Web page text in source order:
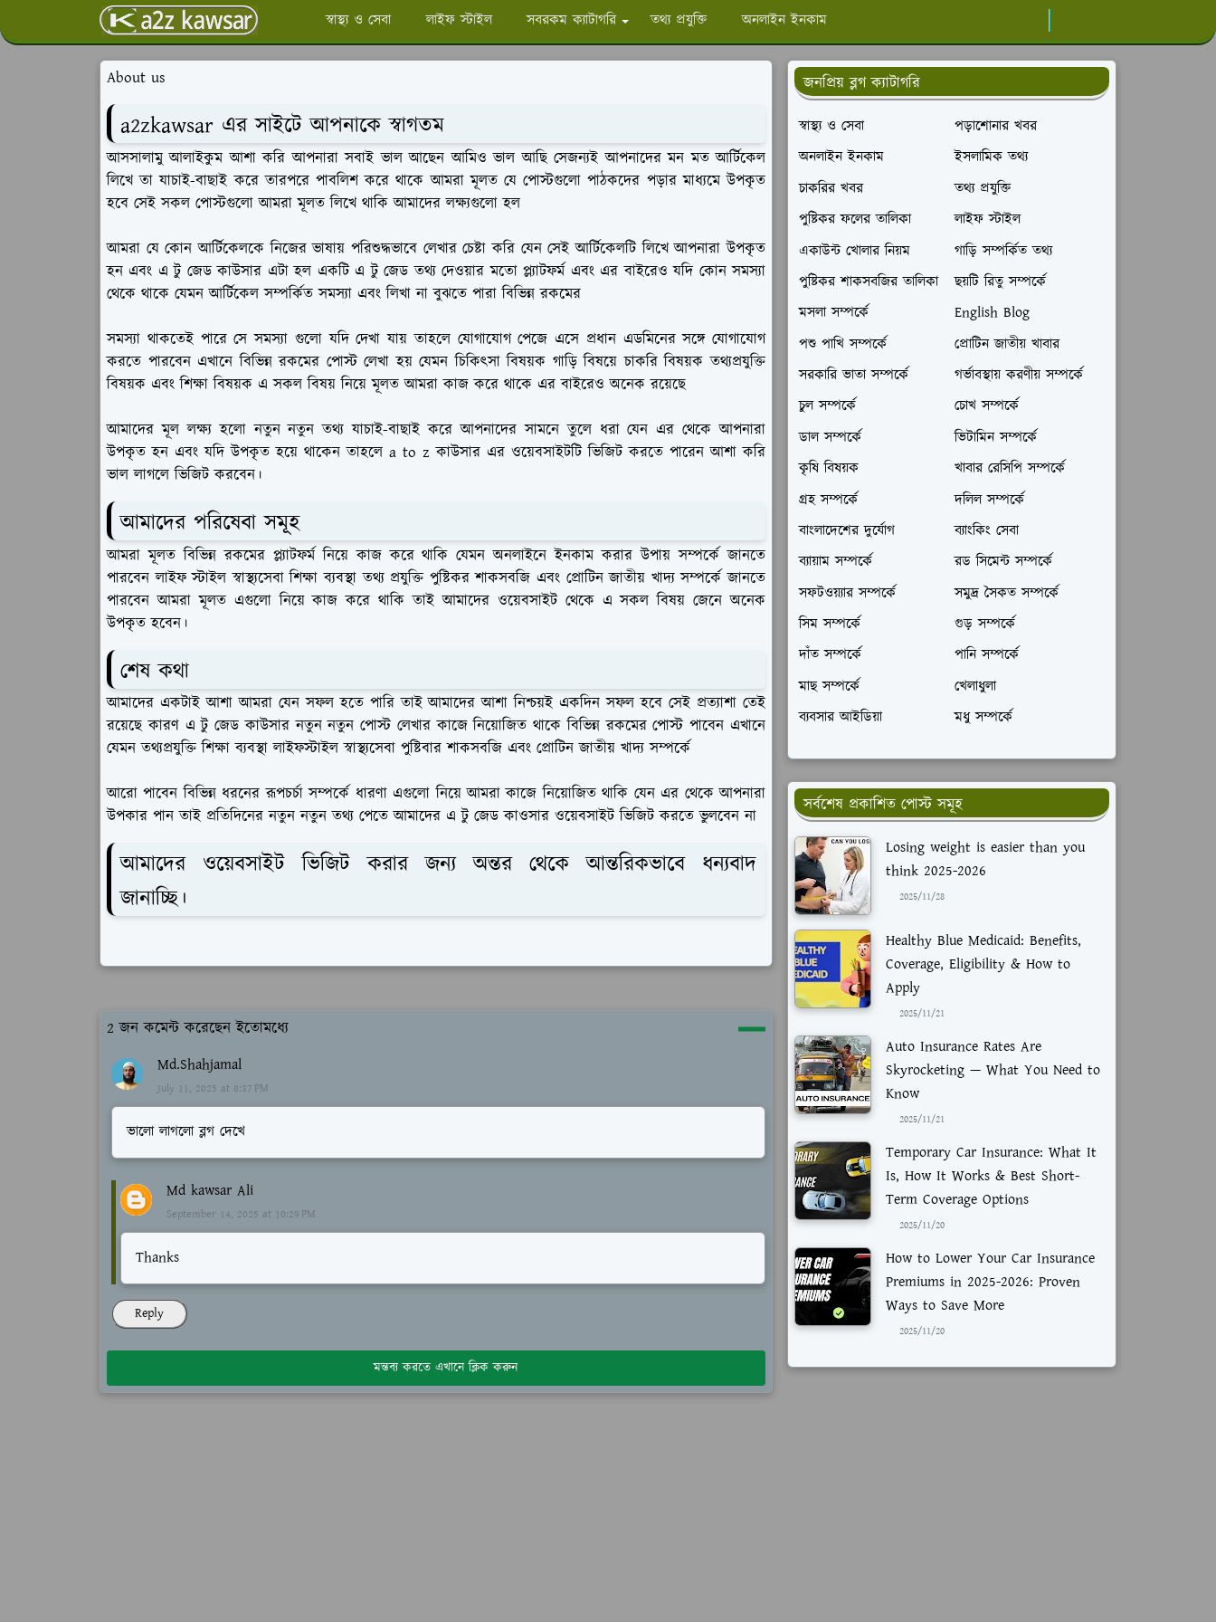
স্বাস্থ্য ও সেবা লাইফ স্টাইল সবরকম ক্যাটাগরি তথ্য প্রযুক্তি অনলাইন ইনকাম
About us
a2zkawsar এর সাইটে আপনাকে স্বাগতম
আসসালামু আলাইকুম আশা করি আপনারা সবাই ভাল আছেন আমিও ভাল আছি সেজন্যই আপনাদের মন মত আর্টিকেল
লিখে তা যাচাই-বাছাই করে তারপরে পাবলিশ করে থাকে আমরা মূলত যে পোস্টগুলো পাঠকদের পড়ার মাধ্যমে উপকৃত
হবে সেই সকল পোস্টগুলো আমরা মূলত লিখে থাকি আমাদের লক্ষ্যগুলো হল
আমরা যে কোন আর্টিকেলকে নিজের ভাষায় পরিশুদ্ধভাবে লেখার চেষ্টা করি যেন সেই আর্টিকেলটি লিখে আপনারা উপকৃত
হন এবং এ টু জেড কাউসার এটা হল একটি এ টু জেড তথ্য দেওয়ার মতো প্ল্যাটফর্ম এবং এর বাইরেও যদি কোন সমস্যা
থেকে থাকে যেমন আর্টিকেল সম্পর্কিত সমস্যা এবং লিখা না বুঝতে পারা বিভিন্ন রকমের
সমস্যা থাকতেই পারে সে সমস্যা গুলো যদি দেখা যায় তাহলে যোগাযোগ পেজে এসে প্রধান এডমিনের সঙ্গে যোগাযোগ
করতে পারবেন এখানে বিভিন্ন রকমের পোস্ট লেখা হয় যেমন চিকিৎসা বিষয়ক গাড়ি বিষয়ে চাকরি বিষয়ক তথ্যপ্রযুক্তি
বিষয়ক এবং শিক্ষা বিষয়ক এ সকল বিষয় নিয়ে মূলত আমরা কাজ করে থাকে এর বাইরেও অনেক রয়েছে
আমাদের মূল লক্ষ্য হলো নতুন নতুন তথ্য যাচাই-বাছাই করে আপনাদের সামনে তুলে ধরা যেন এর থেকে আপনারা
উপকৃত হন এবং যদি উপকৃত হয়ে থাকেন তাহলে a to z কাউসার এর ওয়েবসাইটটি ভিজিট করতে পারেন আশা করি
ভাল লাগলে ভিজিট করবেন।
আমাদের পরিষেবা সমূহ
আমরা মূলত বিভিন্ন রকমের প্ল্যাটফর্ম নিয়ে কাজ করে থাকি যেমন অনলাইনে ইনকাম করার উপায় সম্পর্কে জানতে
পারবেন লাইফ স্টাইল স্বাস্থ্যসেবা শিক্ষা ব্যবস্থা তথ্য প্রযুক্তি পুষ্টিকর শাকসবজি এবং প্রোটিন জাতীয় খাদ্য সম্পর্কে জানতে
পারবেন আমরা মূলত এগুলো নিয়ে কাজ করে থাকি তাই আমাদের ওয়েবসাইট থেকে এ সকল বিষয় জেনে অনেক
উপকৃত হবেন।
শেষ কথা
আমাদের একটাই আশা আমরা যেন সফল হতে পারি তাই আমাদের আশা নিশ্চয়ই একদিন সফল হবে সেই প্রত্যাশা তেই
রয়েছে কারণ এ টু জেড কাউসার নতুন নতুন পোস্ট লেখার কাজে নিয়োজিত থাকে বিভিন্ন রকমের পোস্ট পাবেন এখানে
যেমন তথ্যপ্রযুক্তি শিক্ষা ব্যবস্থা লাইফস্টাইল স্বাস্থ্যসেবা পুষ্টিবার শাকসবজি এবং প্রোটিন জাতীয় খাদ্য সম্পর্কে
আরো পাবেন বিভিন্ন ধরনের রূপচর্চা সম্পর্কে ধারণা এগুলো নিয়ে আমরা কাজে নিয়োজিত থাকি যেন এর থেকে আপনারা
উপকার পান তাই প্রতিদিনের নতুন নতুন তথ্য পেতে আমাদের এ টু জেড কাওসার ওয়েবসাইট ভিজিট করতে ভুলবেন না
আমাদের ওয়েবসাইট ভিজিট করার জন্য অন্তর থেকে আন্তরিকভাবে ধন্যবাদ
জানাচ্ছি।
2 জন কমেন্ট করেছেন ইতোমধ্যে
Md.Shahjamal
July 11, 2025 at 8:37 PM
ভালো লাগলো ব্লগ দেখে
Md kawsar Ali
September 14, 2025 at 10:29 PM
Thanks
Reply
মন্তব্য করতে এখানে ক্লিক করুন
জনপ্রিয় ব্লগ ক্যাটাগরি
স্বাস্থ্য ও সেবা
পড়াশোনার খবর
অনলাইন ইনকাম
ইসলামিক তথ্য
চাকরির খবর
তথ্য প্রযুক্তি
পুষ্টিকর ফলের তালিকা
লাইফ স্টাইল
একাউন্ট খোলার নিয়ম
গাড়ি সম্পর্কিত তথ্য
পুষ্টিকর শাকসবজির তালিকা
ছয়টি রিতু সম্পর্কে
মসলা সম্পর্কে
English Blog
পশু পাখি সম্পর্কে
প্রোটিন জাতীয় খাবার
সরকারি ভাতা সম্পর্কে
গর্ভাবস্থায় করণীয় সম্পর্কে
চুল সম্পর্কে
চোখ সম্পর্কে
ডাল সম্পর্কে
ভিটামিন সম্পর্কে
কৃষি বিষয়ক
খাবার রেসিপি সম্পর্কে
গ্রহ সম্পর্কে
দলিল সম্পর্কে
বাংলাদেশের দুর্যোগ
ব্যাংকিং সেবা
ব্যায়াম সম্পর্কে
রড সিমেন্ট সম্পর্কে
সফটওয়্যার সম্পর্কে
সমুদ্র সৈকত সম্পর্কে
সিম সম্পর্কে
গুড় সম্পর্কে
দাঁত সম্পর্কে
পানি সম্পর্কে
মাছ সম্পর্কে
খেলাধুলা
ব্যবসার আইডিয়া
মধু সম্পর্কে
সর্বশেষ প্রকাশিত পোস্ট সমূহ
Losing weight is easier than you
think 2025-2026
2025/11/28
Healthy Blue Medicaid: Benefits,
Coverage, Eligibility & How to
Apply
2025/11/21
Auto Insurance Rates Are
Skyrocketing — What You Need to
Know
2025/11/21
Temporary Car Insurance: What It
Is, How It Works & Best Short-
Term Coverage Options
2025/11/20
How to Lower Your Car Insurance
Premiums in 2025-2026: Proven
Ways to Save More
2025/11/20